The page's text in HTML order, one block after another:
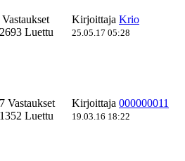
Luettu
Kirjoittaja Krio
25.05.17 05:28
Vastaukset
Luettu
Kirjoittaja 000000011
19.03.16 18:22